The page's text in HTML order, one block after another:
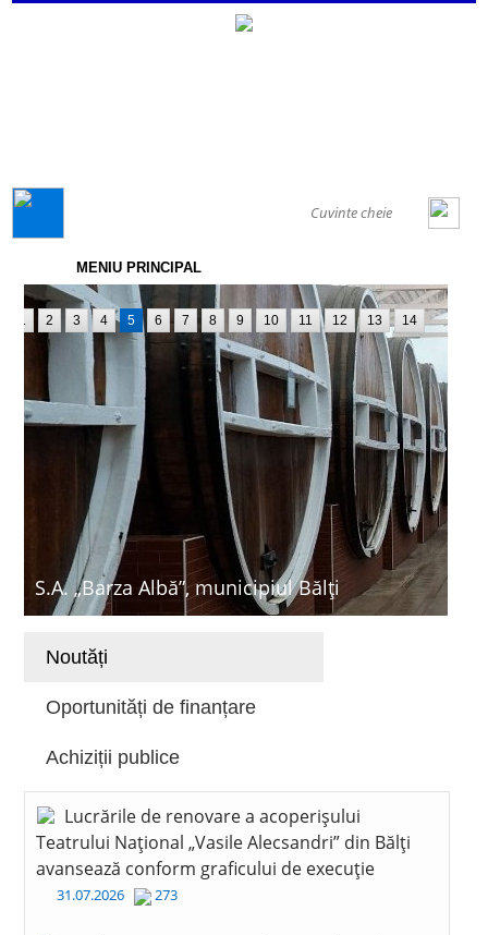
MENIU PRINCIPAL
S.A. „Barza Albă”, municipiul Bălți
1 2 3 4 5 6 7 8 9 10 11 12 13 14
Noutăți
Oportunități de finanțare
Achiziții publice
Lucrările de renovare a acoperișului
Teatrului Național „Vasile Alecsandri” din Bălți
avansează conform graficului de execuție
31.07.2026 273